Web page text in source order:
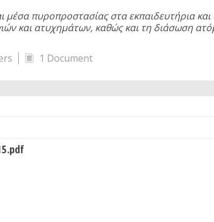
μέσα πυροπροστασίας στα εκπαιδευτήρια
και ατυχημάτων, καθώς και τη διάσωση
1 Document